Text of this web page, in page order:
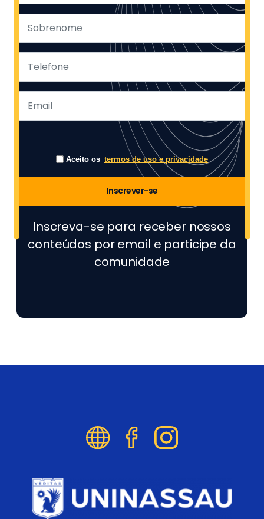
Aceito os termos de uso e privacidade
Inscrever-se
Inscreva-se para receber nossos
conteúdos por email e participe da
comunidade